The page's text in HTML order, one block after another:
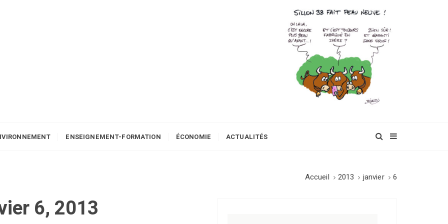
ENSEIGNEMENT-FORMATION ÉCONOMIE ACTUALITÉS
Accueil 2013 janvier 6
6, 2013